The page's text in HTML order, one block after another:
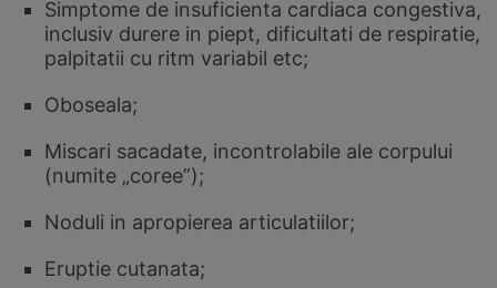
Simptome de insuficienta cardiaca congestiva,
inclusiv durere in piept, dificultati de respiratie,
palpitatii cu ritm variabil etc;
Oboseala;
Miscari sacadate, incontrolabile ale corpului
(numite „coree”);
Noduli in apropierea articulatiilor;
Eruptie cutanata;